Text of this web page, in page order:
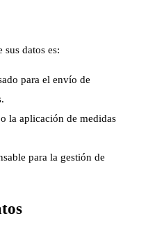
sus datos es:
para el envío de
la aplicación de medidas
para la gestión de